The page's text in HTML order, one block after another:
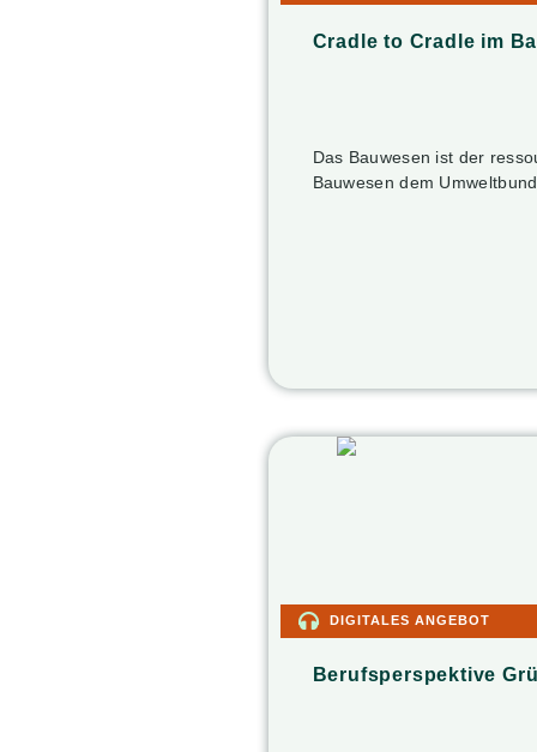
Cradle to Cradle im
Das Bauwesen ist der
Bauwesen dem
DIGITALES ANGEBOT
Berufsperspektive